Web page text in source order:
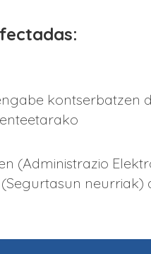
kontserbatzen
(Administrazio
neurriak)